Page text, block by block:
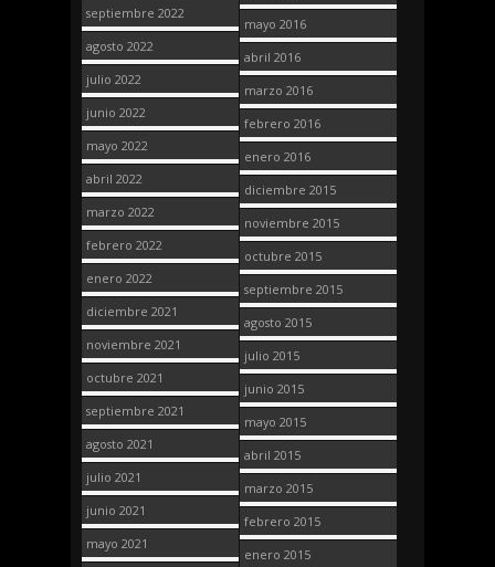
septiembre 2022
agosto 2022
julio 2022
junio 2022
mayo 2022
abril 2022
marzo 2022
febrero 2022
enero 2022
diciembre 2021
noviembre 2021
octubre 2021
septiembre 2021
agosto 2021
julio 2021
junio 2021
mayo 2021
mayo 2016
abril 2016
marzo 2016
febrero 2016
enero 2016
diciembre 2015
noviembre 2015
octubre 2015
septiembre 2015
agosto 2015
julio 2015
junio 2015
mayo 2015
abril 2015
marzo 2015
febrero 2015
enero 2015